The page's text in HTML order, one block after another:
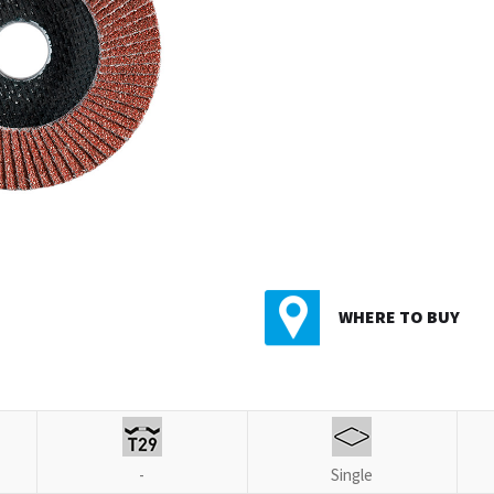
WHERE TO BUY
- Single